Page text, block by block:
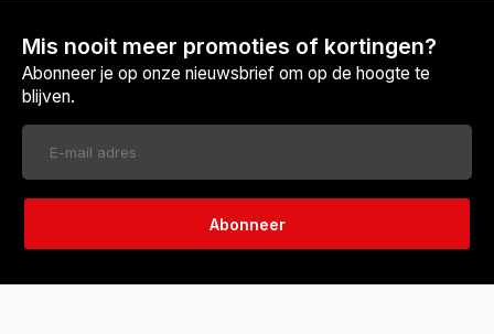
Mis nooit meer promoties of kortingen?
Abonneer je op onze nieuwsbrief om op de hoogte te
blijven.
Abonneer